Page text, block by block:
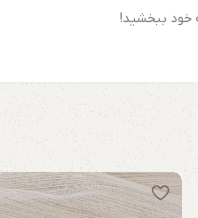
خود ببخشید!